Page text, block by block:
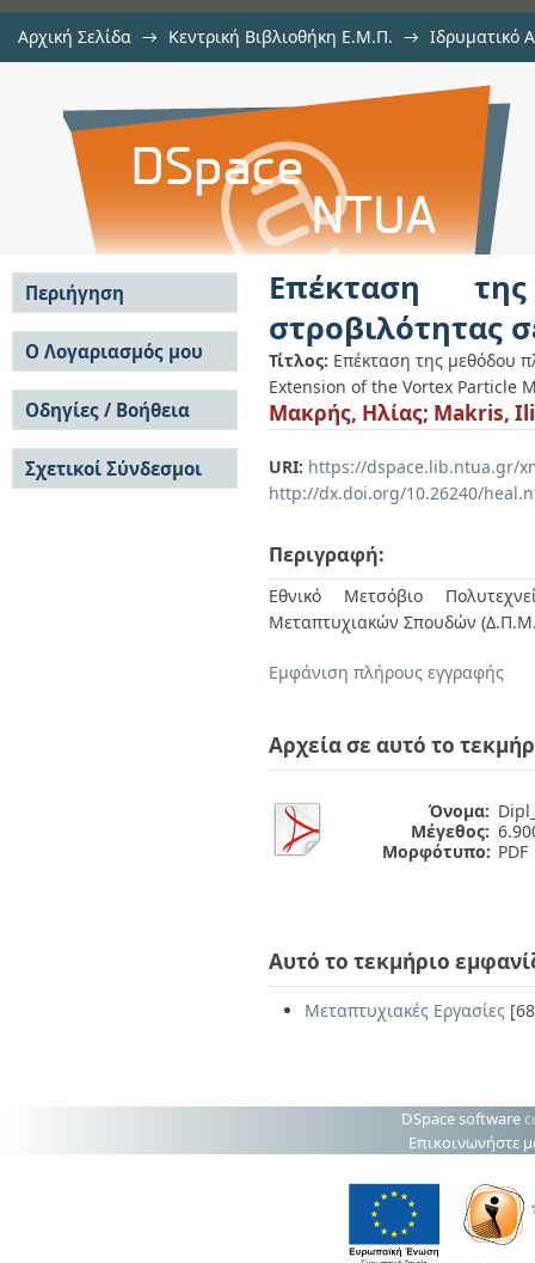
Αρχική Σελίδα → Κεντρική Βιβλιοθήκη Ε.Μ.Π. → Ιδρυματικό
Επέκταση της μεθόδου
κλίμακες
Επέκταση
στροβιλότητας
Τίτλος: Επέκταση της μεθόδου
Extension of the Vortex Particle
Μακρής, Ηλίας; Makris,
URI: https://dspace.lib.ntua.gr/
http://dx.doi.org/10.26240/
Περιγραφή:
Εθνικό Μετσόβιο
Μεταπτυχιακών Σπουδών
Εμφάνιση πλήρους εγγραφής
Αρχεία σε αυτό το
Όνομα:
Μέγεθος:
Μορφότυπο: PDF
Αυτό το τεκμήριο
Μεταπτυχιακές Εργασίες
Περιήγηση
Σε όλο το DSpace
Κοινότητες & Συλλογές
Ανά Ημερομηνία
Έκδοσης
Συγγραφείς
Τίτλοι
Θέματα
Ο Λογαριασμός μου
Σύνδεση
Εγγραφή
Οδηγίες / Βοήθεια
Οδηγίες Υποβολής
Οδηγίες Χρήσης ΙΑ
Συχνές Ερωτήσεις
Σχετικοί Σύνδεσμοι
DSpace software
Επικοινωνήστε